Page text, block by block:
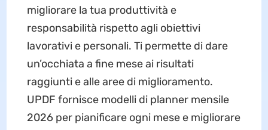
migliorare la tua produttività e
responsabilità rispetto agli obiettivi
lavorativi e personali. Ti permette di dare
un’occhiata a fine mese ai risultati
raggiunti e alle aree di miglioramento.
UPDF fornisce modelli di planner mensile
2026 per pianificare ogni mese e migliorare